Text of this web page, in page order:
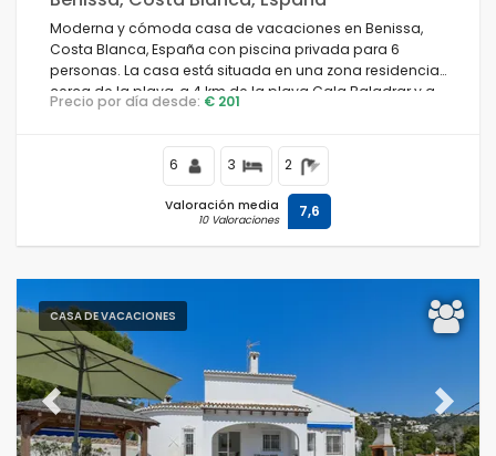
Moderna y cómoda casa de vacaciones en Benissa,
Costa Blanca, España con piscina privada para 6
personas. La casa está situada en una zona residencial
cerca de la playa, a 4 km de la playa Cala Baladrar y a
4 km de Moraira.
Precio por día desde: € 201
6 3 2
Valoración media
10 Valoraciones 7,6
CASA DE VACACIONES
Previous Next